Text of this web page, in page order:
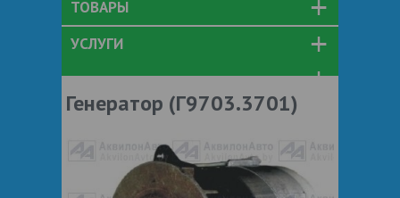
ТОВАРЫ
УСЛУГИ
Генератор (Г9703.3701)